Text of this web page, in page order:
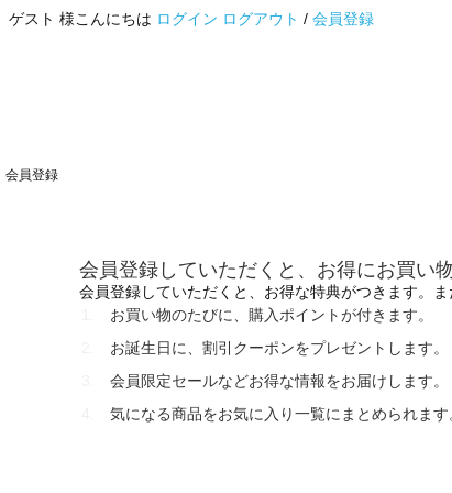
ゲスト 様こんにちは ログイン ログアウト / 会員登録
会員登録
会員登録していただくと、お得にお買い
会員登録していただくと、お得な特典がつきます。ま
お買い物のたびに、購入ポイントが付きます。
お誕生日に、割引クーポンをプレゼントします。
会員限定セールなどお得な情報をお届けします。
気になる商品をお気に入り一覧にまとめられます